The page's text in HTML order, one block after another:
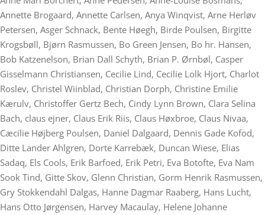
Annette Brogaard, Annette Carlsen, Anya Winqvist, Arne Herløv
Petersen, Asger Schnack, Bente Høegh, Birde Poulsen, Birgitte
Krogsbøll, Bjørn Rasmussen, Bo Green Jensen, Bo hr. Hansen,
Bob Katzenelson, Brian Dall Schyth, Brian P. Ørnbøl, Casper
Gisselmann Christiansen, Cecilie Lind, Cecilie Lolk Hjort, Charlot
Roslev, Christel Wiinblad, Christian Dorph, Christine Emilie
Kærulv, Christoffer Gertz Bech, Cindy Lynn Brown, Clara Selina
Bach, claus ejner, Claus Erik Riis, Claus Høxbroe, Claus Nivaa,
Cæcilie Højberg Poulsen, Daniel Dalgaard, Dennis Gade Kofod,
Ditte Lander Ahlgren, Dorte Karrebæk, Duncan Wiese, Elias
Sadaq, Els Cools, Erik Barfoed, Erik Petri, Eva Botofte, Eva Nam
Sook Tind, Gitte Skov, Glenn Christian, Gorm Henrik Rasmussen,
Gry Stokkendahl Dalgas, Hanne Dagmar Raaberg, Hans Lucht,
Hans Otto Jørgensen, Harvey Macaulay, Helene Johanne